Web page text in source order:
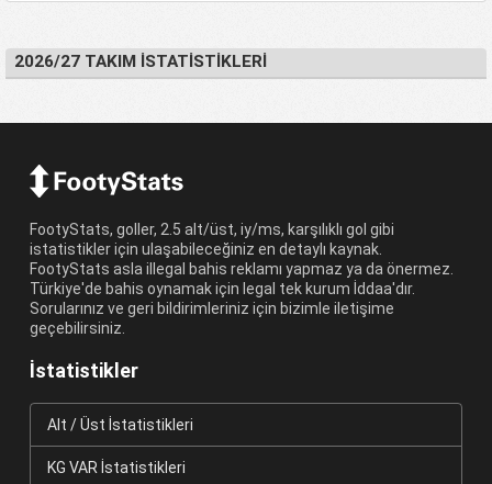
2026/27 TAKIM İSTATISTIKLERI
FootyStats, goller, 2.5 alt/üst, iy/ms, karşılıklı gol gibi
istatistikler için ulaşabileceğiniz en detaylı kaynak.
FootyStats asla illegal bahis reklamı yapmaz ya da önermez.
Türkiye'de bahis oynamak için legal tek kurum İddaa'dır.
Sorularınız ve geri bildirimleriniz için bizimle iletişime
geçebilirsiniz.
İstatistikler
Alt / Üst İstatistikleri
KG VAR İstatistikleri